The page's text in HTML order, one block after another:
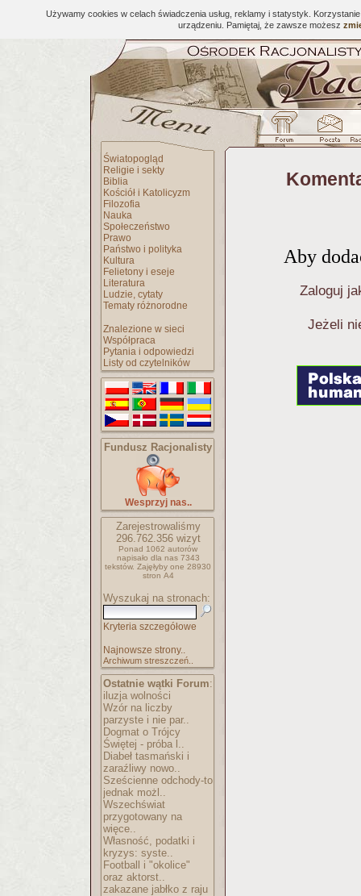
Używamy cookies w celach świadczenia usług, reklamy i statystyk.
urządzeniu. Pamiętaj, że zawsze możesz
Światopogląd
Religie i sekty
Biblia
Kościół i Katolicyzm
Filozofia
Nauka
Społeczeństwo
Prawo
Państwo i polityka
Kultura
Felietony i eseje
Literatura
Ludzie, cytaty
Tematy różnorodne
Znalezione w sieci
Współpraca
Pytania i odpowiedzi
Listy od czytelników
Fundusz Racjonalisty
Wesprzyj nas..
Zarejestrowaliśmy
296.762.356wizyt
Ponad 1062 autorów
napisało dla nas 7343
tekstów. Zajęłyby one 28930
stron A4
Wyszukaj na stronach:
Kryteria szczegółowe
Najnowsze strony..
Archiwum streszczeń..
Ostatnie wątki Forum:
iluzja wolności
Wzór na liczby
parzyste i nie par..
Dogmat o Trójcy
Świętej - próba l..
Diabeł tasmański i
zaraźliwy nowo..
Sześcienne odchody-to
jednak możl..
Wszechświat
przygotowany na
więce..
Własność, podatki i
kryzys: syste..
Football i "okolice"
oraz aktorst..
zakazane jabłko z raju
Aby
Zaloguj
Jeżeli